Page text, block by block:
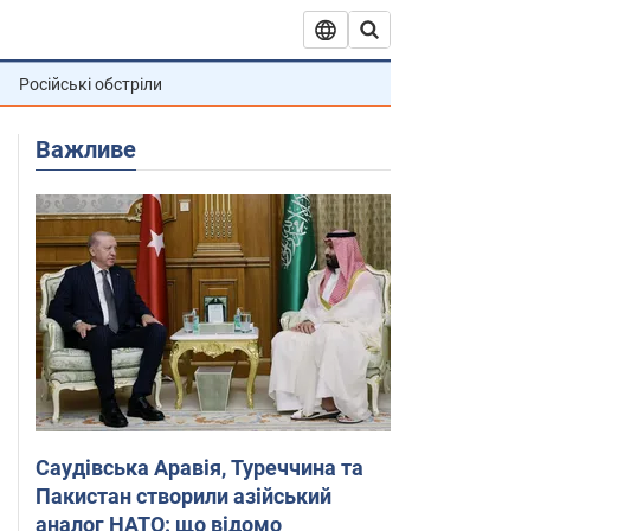
Російські обстріли
Важливе
Саудівська Аравія, Туреччина та
Пакистан створили азійський
аналог НАТО: що відомо